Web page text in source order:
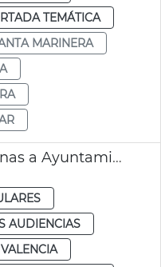
TEMÁTICA
MARINERA
València cede Atarazanas a Ayuntamiento Algemesí
AUDIENCIAS
VALENCIA